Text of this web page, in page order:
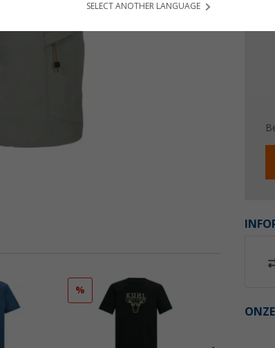
%
SELECT ANOTHER LANGUAGE